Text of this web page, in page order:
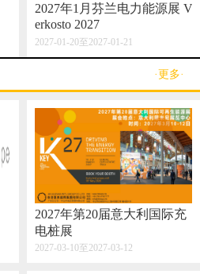
2027年1月芬兰电力能源展 V
erkosto 2027
2027-01-20至2027-01-21
·更多·
2027年第20届意大利国际充
电桩展
2027-03-10至2027-03-12